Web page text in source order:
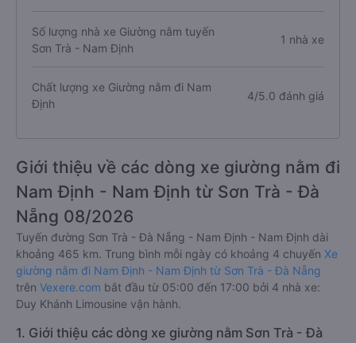
Số lượng nhà xe Giường nằm tuyến
Sơn Trà - Nam Định
1 nhà xe
Chất lượng xe Giường nằm đi Nam
Định
4/5.0 đánh giá
Giới thiệu về các dòng xe giường nằm đi
Nam Định - Nam Định từ Sơn Trà - Đà
Nẵng 08/2026
Tuyến đường Sơn Trà - Đà Nẵng - Nam Định - Nam Định dài
khoảng 465 km. Trung bình mỗi ngày có khoảng 4 chuyến Xe
giường nằm đi Nam Định - Nam Định từ Sơn Trà - Đà Nẵng
trên Vexere.com bắt đầu từ 05:00 đến 17:00 bởi 4 nhà xe:
Duy Khánh Limousine vận hành.
1. Giới thiệu các dòng xe giường nằm Sơn Trà - Đà